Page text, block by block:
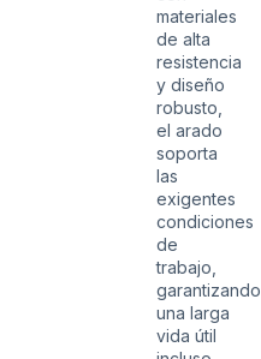
materiales
de alta
resistencia
y diseño
robusto,
el arado
soporta
las
exigentes
condiciones
de
trabajo,
garantizando
una larga
vida útil